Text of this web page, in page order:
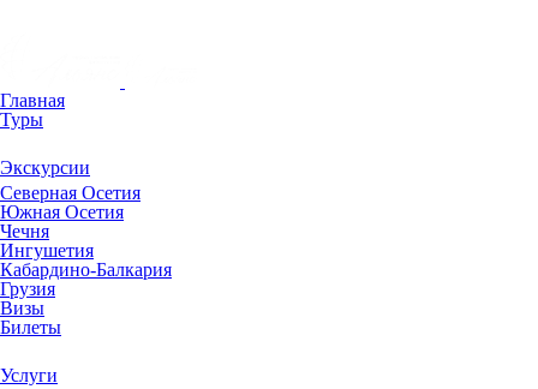
Главная
Туры
Экскурсии
Северная Осетия
Южная Осетия
Чечня
Ингушетия
Кабардино-Балкария
Грузия
Визы
Билеты
Услуги